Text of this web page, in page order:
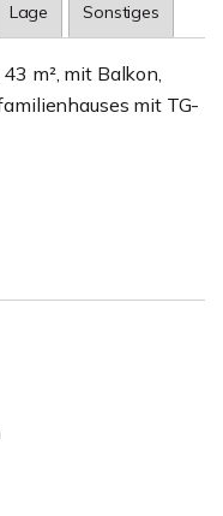
Lage Sonstiges
m², mit Balkon,
mit TG-